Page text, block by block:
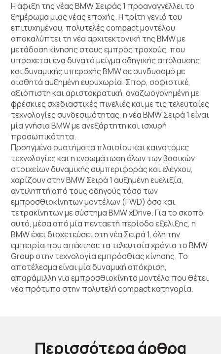
Η άφιξη της νέας BMW Σειράς 1 προαναγγέλλει το
ξημέρωμα μιας νέας εποχής. Η τρίτη γενιά του
επιτυχημένου, πολυτελές compact μοντέλου
αποκαλύπτει τη νέα αρχιτεκτονική της BMW με
μετάδοση κίνησης στους εμπρός τροχούς, που
υπόσχεται ένα δυνατό μείγμα οδηγικής απόλαυσης
και δυναμικής υπεροχής BMW σε συνδυασμό με
αισθητά αυξημένη ευρυχωρία. Σπορ, σοφιστικέ,
αξιόπιστη και αριστοκρατική, αναζωογονημένη με
φρέσκιες σχεδιαστικές πινελιές και με τις τελευταίες
τεχνολογίες συνδεσιμότητας, η νέα BMW Σειρά 1 είναι
μία γνήσια BMW με ανεξάρτητη και ισχυρή
προσωπικότητα.
Προηγμένα συστήματα πλαισίου και καινοτόμες
τεχνολογίες και η ενσωμάτωση όλων των βασικών
στοιχείων δυναμικής συμπεριφοράς και ελέγχου,
χαρίζουν στην BMW Σειρά 1 αυξημένη ευελιξία,
αντιληπτή από τους οδηγούς τόσο των
εμπροσθιοκίνητων μοντέλων (FWD) όσο και
τετρακίνητων με σύστημα BMW xDrive. Για το σκοπό
αυτό, μέσα από μία πενταετή περίοδο εξέλιξης, η
BMW έχει διοχετεύσει στη νέα Σειρά 1, όλη την
εμπειρία που απέκτησε τα τελευταία χρόνια το BMW
Group στην τεχνολογία εμπρόσθιας κίνησης. Το
αποτέλεσμα είναι μία δυναμική απόκριση,
απαράμιλλη για εμπροσθιοκίνητο μοντέλο που θέτει
νέα πρότυπα στην πολυτελή compact κατηγορία.
Περισσότερα άρθρα